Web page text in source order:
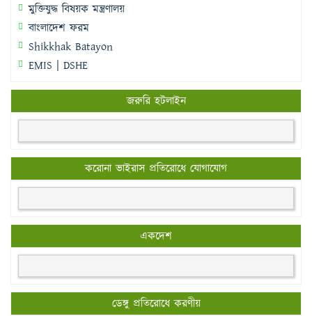
মুক্তিযুদ্ধ বিষয়ক মন্ত্রণালয়
বাংলাদেশ ফরম
Shikkhak Batayon
EMIS | DSHE
জরুরি হটলাইন
করোনা ভাইরাস প্রতিরোধে যোগাযোগ
একদেশ
ডেঙ্গু প্রতিরোধে করণীয়